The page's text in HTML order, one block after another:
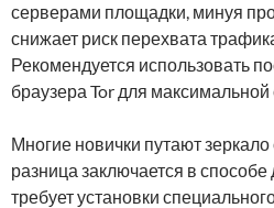
серверами площадки, минуя
снижает риск перехвата
Рекомендуется использовать
браузера Tor для
Многие новички путают
разница заключается в способе
требует установки